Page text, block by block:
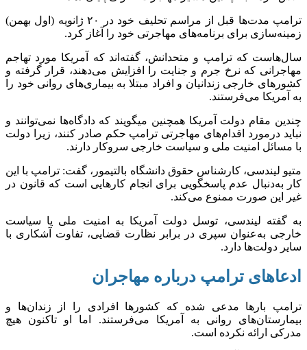
ترامپ مدت‌ها قبل از مراسم تحلیف خود در ۲۰ ژانویه (اول بهمن)
زمینه‌سازی برای برنامه‌های مهاجرتی خود را آغاز کرد.
سال‌هاست که ترامپ و متحدانش، گفته‌اند که آمریکا مورد تهاجم
مهاجرانی که نرخ جرم و جنایت را افزایش می‌دهند، قرار گرفته و
کشور‌های خارجی زندانیان و افراد مبتلا به بیماری‌های روانی خود را
به آمریکا می‌فرستند.
چندین مقام دولت آمریکا همچنین می‎گویند که دادگاه‌ها نمی‌توانند و
نباید درمورد اقدام‌های مهاجرتی ترامپ حکم صادر کنند، زیرا دولت
با مسائل امنیت ملی و سیاست خارجی سروکار دارند.
متیو لیندسی، کارشناس حقوق دانشگاه بالتیمور، گفت: ترامپ با این
کار به‌دنبال عدم پاسخگویی برای انجام کار‌هایی است که قانون در
غیر این صورت ممنوع می‌کند.
به گفته لیندسی، توسل دولت آمریکا به امنیت ملی یا سیاست
خارجی به‌عنوان سپری در برابر نظارت قضایی، تفاوت آشکاری با
سایر دولت‌ها دارد.
ادعا‌های ترامپ درباره مهاجران
ترامپ بار‌ها مدعی شده که کشور‌ها افرادی را از زندان‌ها و
بیمارستان‌های روانی به آمریکا می‌فرستند. اما او تاکنون هیچ
مدرکی ارائه نکرده است.